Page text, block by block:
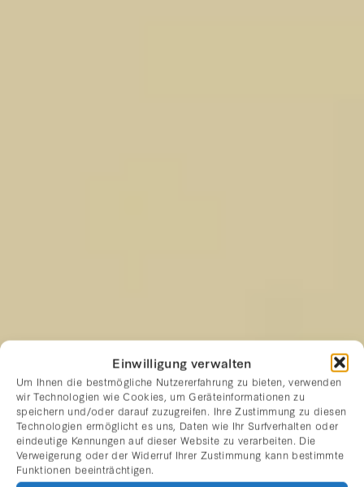
Einwilligung verwalten
Um Ihnen die bestmögliche Nutzererfahrung zu bieten, verwenden
wir Technologien wie Cookies, um Geräteinformationen zu
speichern und/oder darauf zuzugreifen. Ihre Zustimmung zu diesen
Technologien ermöglicht es uns, Daten wie Ihr Surfverhalten oder
eindeutige Kennungen auf dieser Website zu verarbeiten. Die
Verweigerung oder der Widerruf Ihrer Zustimmung kann bestimmte
Funktionen beeinträchtigen.